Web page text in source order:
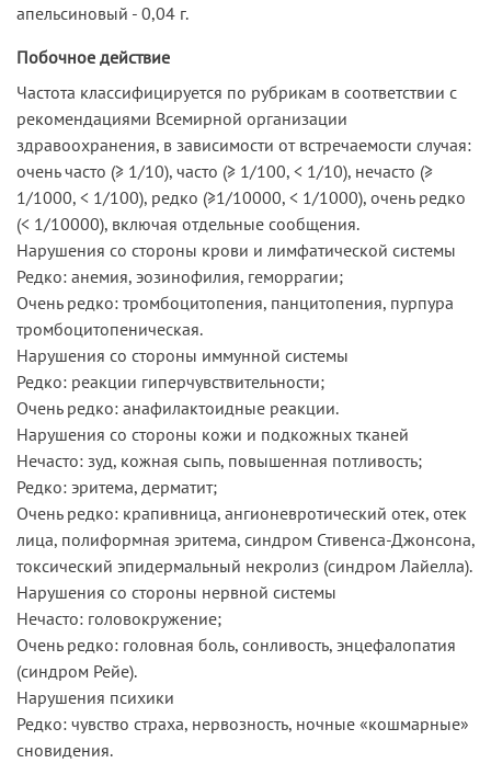
апельсиновый - 0,04 г.
Побочное действие
Частота классифицируется по рубрикам в соответствии с
рекомендациями Всемирной организации
здравоохранения, в зависимости от встречаемости случая:
очень часто (≥ 1/10), часто (≥ 1/100, < 1/10), нечасто (≥
1/1000, < 1/100), редко (≥1/10000, < 1/1000), очень редко
(< 1/10000), включая отдельные сообщения.
Нарушения со стороны крови и лимфатической системы
Редко: анемия, эозинофилия, геморрагии;
Очень редко: тромбоцитопения, панцитопения, пурпура
тромбоцитопеническая.
Нарушения со стороны иммунной системы
Редко: реакции гиперчувствительности;
Очень редко: анафилактоидные реакции.
Нарушения со стороны кожи и подкожных тканей
Нечасто: зуд, кожная сыпь, повышенная потливость;
Редко: эритема, дерматит;
Очень редко: крапивница, ангионевротический отек, отек
лица, полиформная эритема, синдром Стивенса-Джонсона,
токсический эпидермальный некролиз (синдром Лайелла).
Нарушения со стороны нервной системы
Нечасто: головокружение;
Очень редко: головная боль, сонливость, энцефалопатия
(синдром Рейе).
Нарушения психики
Редко: чувство страха, нервозность, ночные «кошмарные»
сновидения.